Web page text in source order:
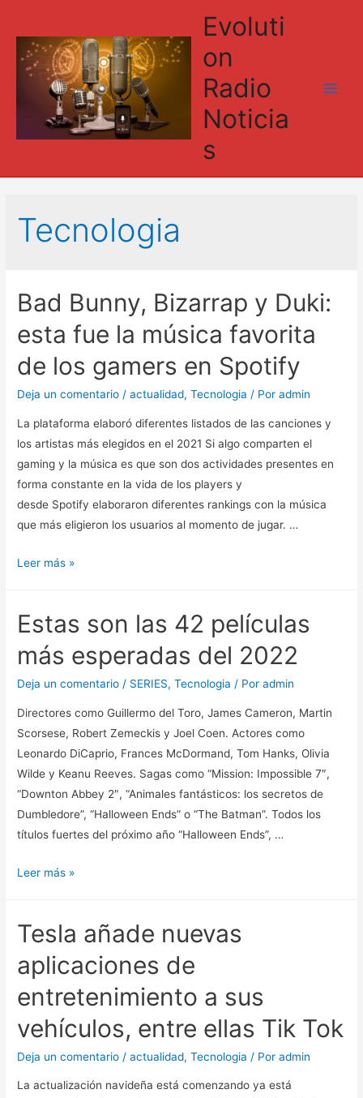
Evoluti
on
Radio
Noticia
s
Tecnologia
Bad Bunny, Bizarrap y Duki:
esta fue la música favorita
de los gamers en Spotify
Deja un comentario /actualidad,Tecnologia / Poradmin
La plataforma elaboró diferentes listados de las canciones y
los artistas más elegidos en el 2021 Si algo comparten el
gaming y la música es que son dos actividades presentes en
forma constante en la vida de los players y
desde Spotify elaboraron diferentes rankings con la música
que más eligieron los usuarios al momento de jugar. …
Bad
y
esta
fue
Leer más »
Estas son las 42 películas
más esperadas del 2022
Deja un comentario / SERIES,Tecnologia / Poradmin
Directores como Guillermo del Toro, James Cameron, Martin
Scorsese, Robert Zemeckis y Joel Coen. Actores como
Leonardo DiCaprio, Frances McDormand, Tom Hanks, Olivia
Wilde y Keanu Reeves. Sagas como “Mission: Impossible 7″,
“Downton Abbey 2″, “Animales fantásticos: los secretos de
Dumbledore”, “Halloween Ends” o “The Batman”. Todos los
títulos fuertes del próximo año “Halloween Ends”, …
Estas
películas
más
esperadas
2022
Leer más »
Tesla añade nuevas
aplicaciones de
entretenimiento a sus
vehículos, entre ellas Tik Tok
Deja un comentario /actualidad,Tecnologia / Poradmin
La actualización navideña está comenzando ya está